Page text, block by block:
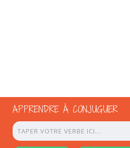
APPRENDRE À CONJUGUER